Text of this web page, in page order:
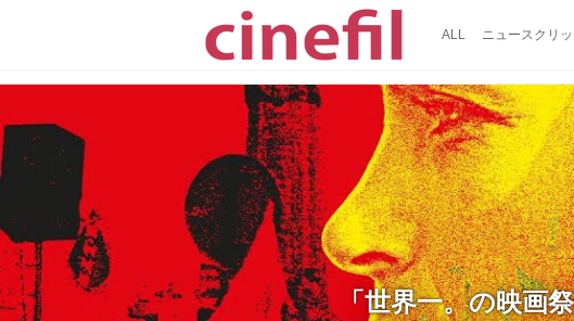
ALL ニュースクリ
「世界一。の映画